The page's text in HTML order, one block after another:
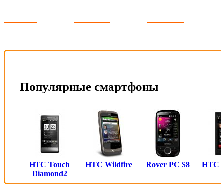
Популярные смартфоны
HTC Touch
Diamond2
HTC Wildfire Rover PC S8 HTC